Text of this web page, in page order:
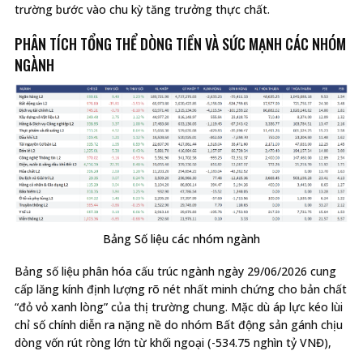
trường bước vào chu kỳ tăng trưởng thực chất.
PHÂN TÍCH TỔNG THỂ DÒNG TIỀN VÀ SỨC MẠNH CÁC NHÓM
NGÀNH
Bảng Số liệu các nhóm ngành
Bảng số liệu phân hóa cấu trúc ngành ngày 29/06/2026 cung
cấp lăng kính định lượng rõ nét nhất minh chứng cho bản chất
“đỏ vỏ xanh lòng” của thị trường chung. Mặc dù áp lực kéo lùi
chỉ số chính diễn ra nặng nề do nhóm Bất động sản gánh chịu
dòng vốn rút ròng lớn từ khối ngoại (-534.75 nghìn tỷ VNĐ),